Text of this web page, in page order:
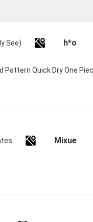
h*o
Pattern Quick Dry One
Mixue